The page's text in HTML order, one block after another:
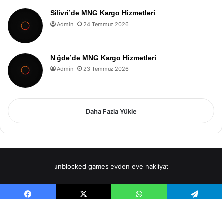
Silivri’de MNG Kargo Hizmetleri
Admin 24 Temmuz 2026
Niğde’de MNG Kargo Hizmetleri
Admin 23 Temmuz 2026
Daha Fazla Yükle
unblocked games evden eve nakliyat